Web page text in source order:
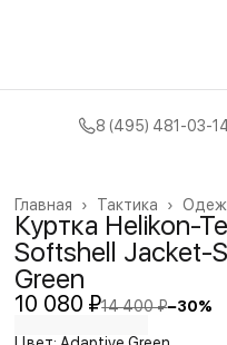
8 (495) 481-03-
Тактика ›
Главная ›
Куртка Helikon-
Softshell Jacket-
Green
10 080 ₽14 400 ₽−30%